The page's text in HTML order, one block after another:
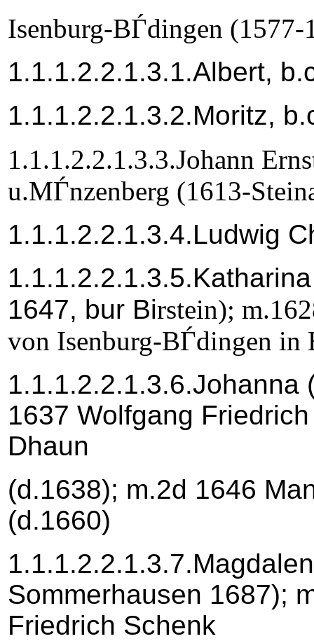
Isenburg-BЃdingen (1577-
1.1.1.2.2.1.3.1.Albert,
1.1.1.2.2.1.3.2.Moritz,
1.1.1.2.2.1.3.3.Johann
u.MЃnzenberg (1613-
1.1.1.2.2.1.3.4.Ludwig
1647, bur Birstein);
von Isenburg-BЃdingen in
1.1.1.2.2.1.3.6.Johanna
1637 Wolfgang
Dhaun
(d.1638); m.2d 1646
(d.1660)
Sommerhausen 1687);
Friedrich Schenk